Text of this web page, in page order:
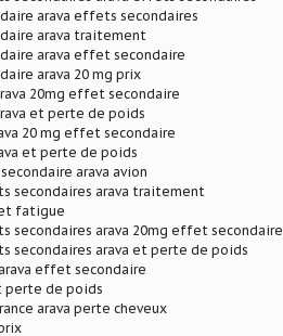
arava effets secondaires
arava traitement
arava effet secondaire
arava 20 mg prix
20mg effet secondaire
et perte de poids
20 mg effet secondaire
et perte de poids
arava avion
secondaires arava traitement
et fatigue
secondaires arava 20mg effet secondaire
secondaires arava et perte de poids
effet secondaire
perte de poids
arava perte cheveux